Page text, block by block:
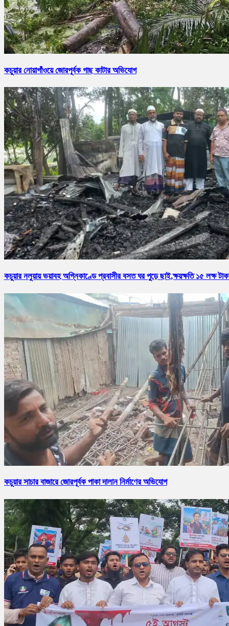
কচুয়ার নোয়াগাঁওয়ে জোরপূর্বক গাছ কাটার অভিযোগ
কচুয়ার নলুয়ায় ভয়াবহ অগ্নিকাণ্ডে প্রবাসীর বসত ঘর পুড়ে ছাই,ক্ষয়ক্ষতি ১৫ লক্ষ
কচুয়ার সাচার বাজারে জোরপূর্বক পাকা দালান নির্মাণের অভিযোগ